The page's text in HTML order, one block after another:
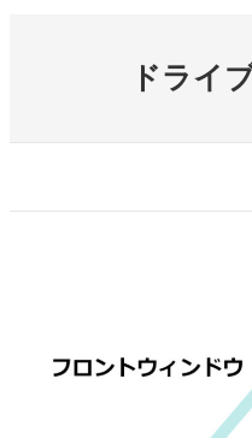
ドライ